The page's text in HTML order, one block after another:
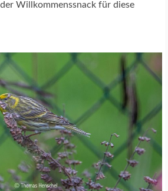
Willkommenssnack für diese